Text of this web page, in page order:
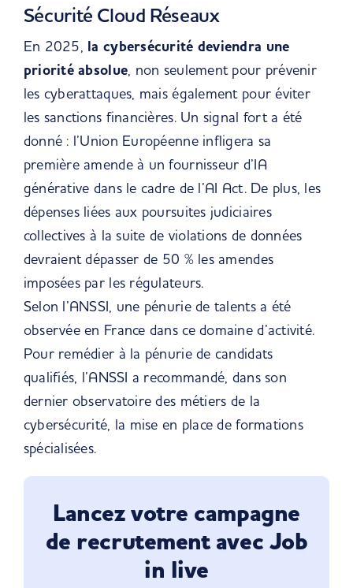
Sécurité Cloud Réseaux
En 2025, la cybersécurité deviendra une
priorité absolue, non seulement pour prévenir
les cyberattaques, mais également pour éviter
les sanctions financières. Un signal fort a été
donné : l’Union Européenne infligera sa
première amende à un fournisseur d’IA
générative dans le cadre de l’AI Act. De plus, les
dépenses liées aux poursuites judiciaires
collectives à la suite de violations de données
devraient dépasser de 50 % les amendes
imposées par les régulateurs.
Selon l’ANSSI, une pénurie de talents a été
observée en France dans ce domaine d’activité.
Pour remédier à la pénurie de candidats
qualifiés, l’ANSSI a recommandé, dans son
dernier observatoire des métiers de la
cybersécurité, la mise en place de formations
spécialisées.
Lancez votre campagne
de recrutement avec Job
in live